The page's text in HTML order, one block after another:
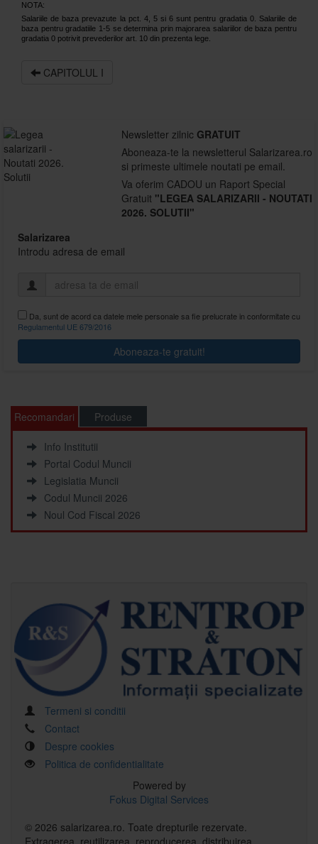
NOTA:
Salariile de baza prevazute la pct. 4, 5 si 6 sunt pentru gradatia 0. Salariile de
baza pentru gradatiile 1-5 se determina prin majorarea salariilor de baza pentru
gradatia 0 potrivit prevederilor art. 10 din prezenta lege.
CAPITOLUL I
Newsletter zilnic GRATUIT
Aboneaza-te la newsletterul Salarizarea.ro
si primeste ultimele noutati pe email.
Va oferim CADOU un Raport Special
Gratuit "LEGEA SALARIZARII - NOUTATI
2026. SOLUTII"
Salarizarea
Introdu adresa de email
Da, sunt de acord ca datele mele personale sa fie prelucrate in conformitate cu
Regulamentul UE 679/2016
Recomandari Produse
Info Institutii
Portal Codul Muncii
Legislatia Muncii
Codul Muncii 2026
Noul Cod Fiscal 2026
Termeni si conditii
Contact
Despre cookies
Politica de confidentialitate
Powered by
Fokus Digital Services
© 2026 salarizarea.ro. Toate drepturile rezervate.